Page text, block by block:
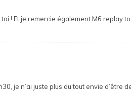
! Et je remercie également M6 replay
je n’ai juste plus du tout envie d’être